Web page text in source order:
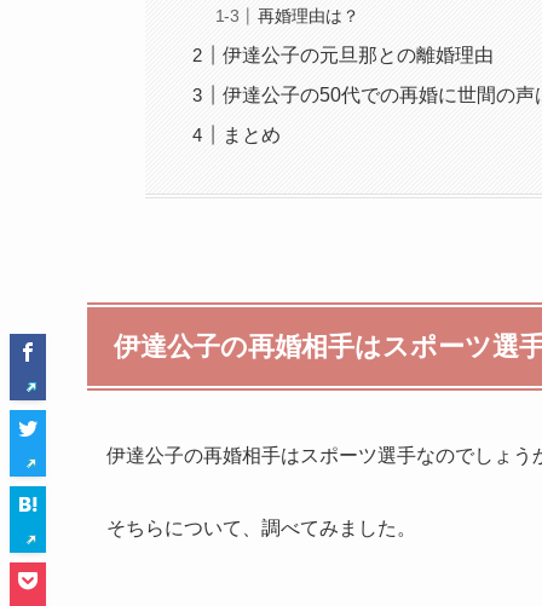
再婚理由は？
伊達公子の元旦那との離婚理由
伊達公子の50代での再婚に世間の声
まとめ
伊達公子の再婚相手はスポーツ選
伊達公子の再婚相手はスポーツ選手なのでしょう
そちらについて、調べてみました。